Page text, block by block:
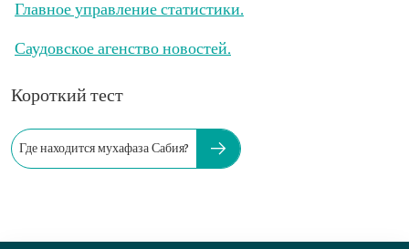
Главное управление статистики.
Саудовское агенство новостей.
Короткий тест
Где находится мухафаза Сабия?